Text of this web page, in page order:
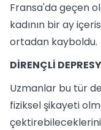
Fransa'da geçen
kadının bir ay
ortadan kayboldu.
DİRENÇLİ
Uzmanlar bu tür
fiziksel şikayeti